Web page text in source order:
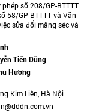
số 208/GP-BTTTT
58/GP-BTTTT và Văn
sửa đổi măng séc và
Tiến Dũng
Hương
Kim Liên, Hà Nội